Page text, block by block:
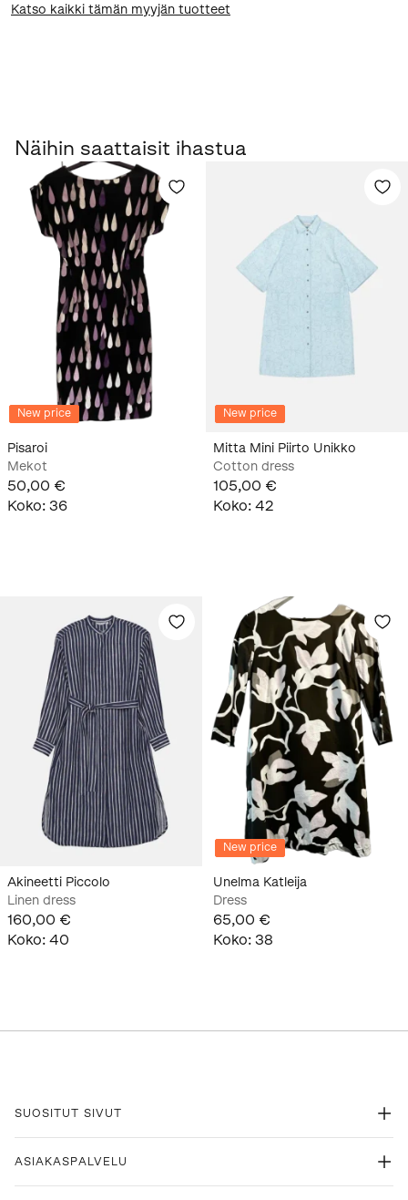
Katso kaikki tämän myyjän tuotteet
Näihin saattaisit ihastua
New price
Pisaroi
Mekot
50,00 €
Koko: 36
New price
Mitta Mini Piirto Unikko
Cotton dress
105,00 €
Koko: 42
Akineetti Piccolo
Linen dress
160,00 €
Koko: 40
New price
Unelma Katleija
Dress
65,00 €
Koko: 38
SUOSITUT SIVUT
ASIAKASPALVELU